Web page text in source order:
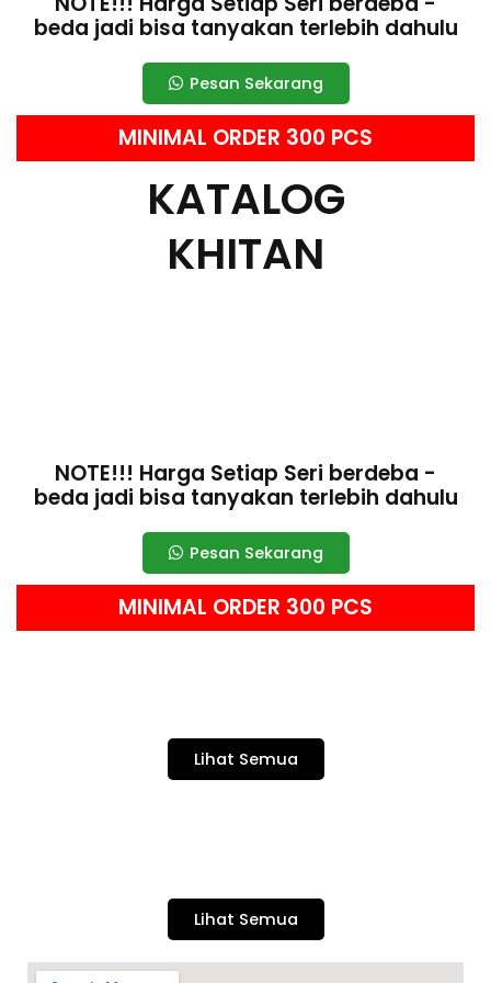
beda jadi bisa tanyakan terlebih dahulu
Pesan Sekarang
MINIMAL ORDER 300 PCS
KATALOG
KHITAN
NOTE!!! Harga Setiap Seri berdeba -
beda jadi bisa tanyakan terlebih dahulu
Pesan Sekarang
MINIMAL ORDER 300 PCS
Lihat Semua
Lihat Semua